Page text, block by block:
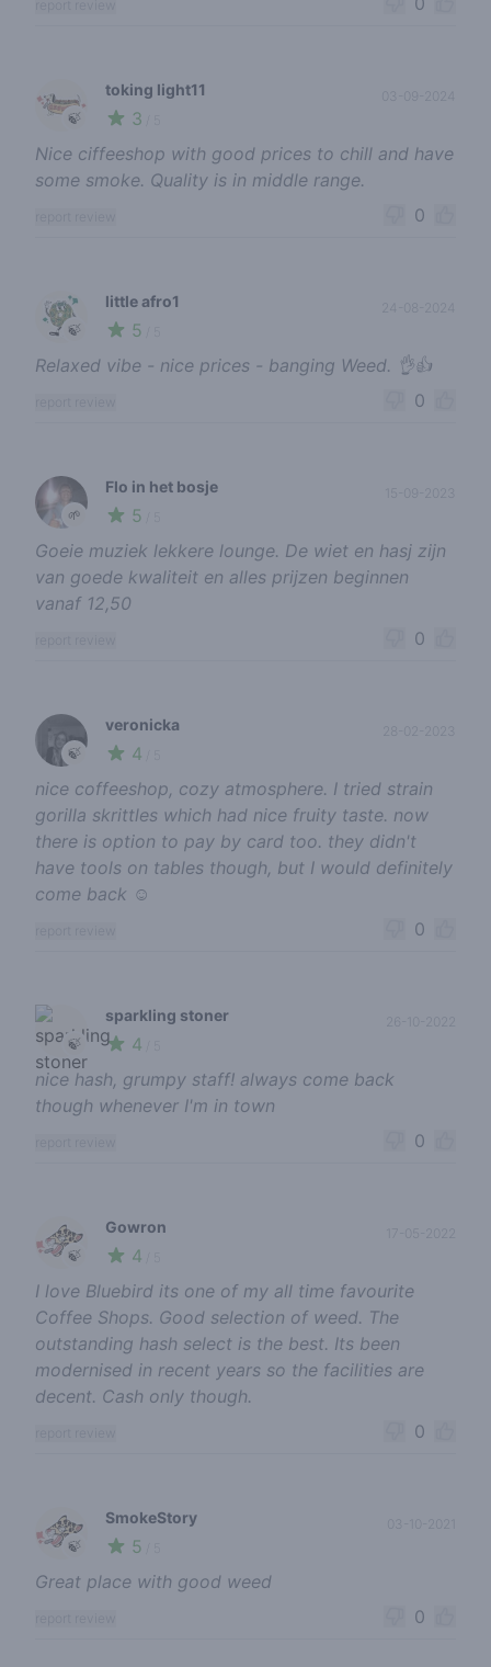
🍃
toking light11
3
03-09-2024
Nice ciffeeshop with good prices to chill and have
some smoke. Quality is in middle range.
0
🍃
little afro1
5
Relaxed vibe - nice prices - banging Weed. 👌👍
0
🌱
Flo in het bosje
5
15-09-2023
Goeie muziek lekkere lounge. De wiet en hasj zijn
van goede kwaliteit en alles prijzen beginnen
vanaf 12,50
0
🍃
veronicka
4
28-02-2023
nice coffeeshop, cozy atmosphere. I tried strain
gorilla skrittles which had nice fruity taste. now
there is option to pay by card too. they didn't
have tools on tables though, but I would definitely
come back ☺️
0
🍃
sparkling stoner
4
nice hash, grumpy staff! always come back
though whenever I'm in town
0
🍃
Gowron
4
I love Bluebird its one of my all time favourite
Coffee Shops. Good selection of weed. The
outstanding hash select is the best. Its been
modernised in recent years so the facilities are
decent. Cash only though.
0
🍃
SmokeStory
5
03-10-2021
Great place with good weed
0